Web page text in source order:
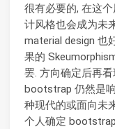
很有必要的, 在这
计风格也会成为未
material design 也
果的
罢. 方向确定后再
bootstrap 仍然是
种现代的或面向未
个人确定